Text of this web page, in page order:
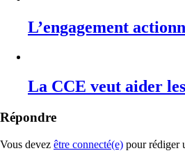
L’engagement
La CCE veut aider
Répondre
Vous devez être connecté(e) pour rédiger